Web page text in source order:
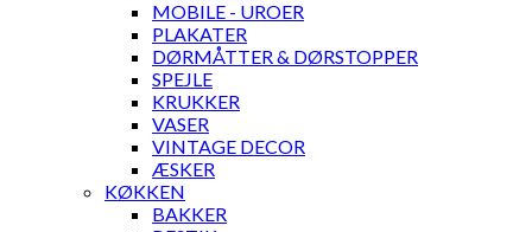
MOBILE - UROER
PLAKATER
DØRMÅTTER & DØRSTOPPER
SPEJLE
KRUKKER
VASER
VINTAGE DECOR
ÆSKER
KØKKEN
BAKKER